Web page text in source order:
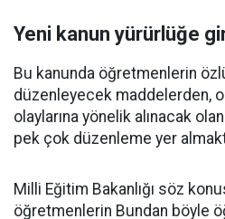
Yeni kanun yürürlüğe
Bu kanunda öğretmenlerin
düzenleyecek maddelerden,
olaylarına yönelik alınacak
pek çok düzenleme yer
Milli Eğitim Bakanlığı söz
öğretmenlerin Bundan böyle